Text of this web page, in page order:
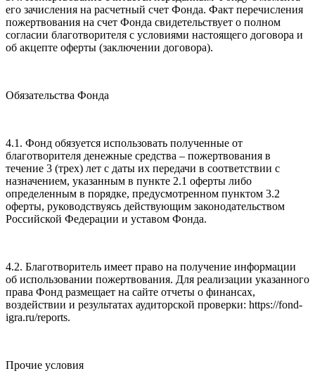
его зачисления на расчетный счет Фонда. Факт перечисления
пожертвования на счет Фонда свидетельствует о полном
согласии благотворителя с условиями настоящего договора и
об акцепте оферты (заключении договора).
Обязательства Фонда
4.1. Фонд обязуется использовать полученные от
благотворителя денежные средства – пожертвования в
течение 3 (трех) лет с даты их передачи в соответствии с
назначением, указанным в пункте 2.1 оферты либо
определенным в порядке, предусмотренном пунктом 3.2
оферты, руководствуясь действующим законодательством
Российской Федерации и уставом Фонда.
4.2. Благотворитель имеет право на получение информации
об использовании пожертвования. Для реализации указанного
права Фонд размещает на сайте отчеты о финансах,
воздействии и результатах аудиторской проверки: https://fond-
igra.ru/reports.
Прочие условия